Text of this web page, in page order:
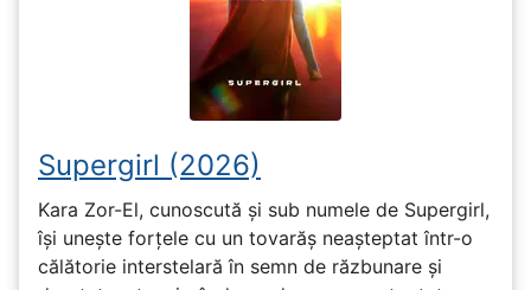
Supergirl (2026)
Kara Zor-El, cunoscută și sub numele de Supergirl,
își unește forțele cu un tovarăș neașteptat într-o
călătorie interstelară în semn de răzbunare și